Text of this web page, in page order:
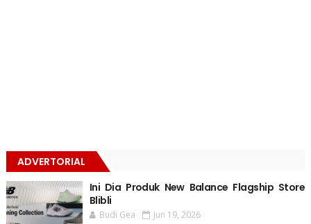
ADVERTORIAL
Ini Dia Produk New Balance Flagship Store
Blibli
Budi Gea Jun 19, 2026